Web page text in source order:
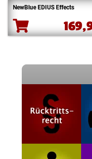
NewBlue EDIUS Effects